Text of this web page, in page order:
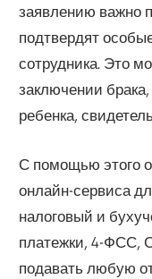
заявлению важно
подтвердят
сотрудника. Это
заключении
ребенка,
С помощью этого
онлайн-сервиса
налоговый и
платежки, 4-ФСС,
подавать любую